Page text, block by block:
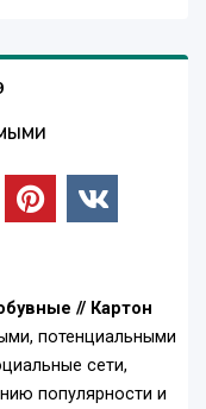
// Картон
потенциальными
сети,
популярности и